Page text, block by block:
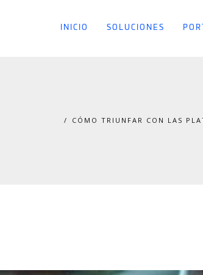
INICIO SOLUCIONES
CÓMO TRIUNFAR CON LAS